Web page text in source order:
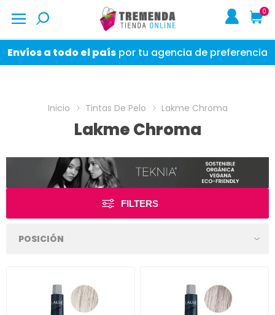
0
Envíos a todo el país por tu agencia de preferencia
Inicio Tintas De Pelo Lakme Chroma
Lakme Chroma
FILTERS